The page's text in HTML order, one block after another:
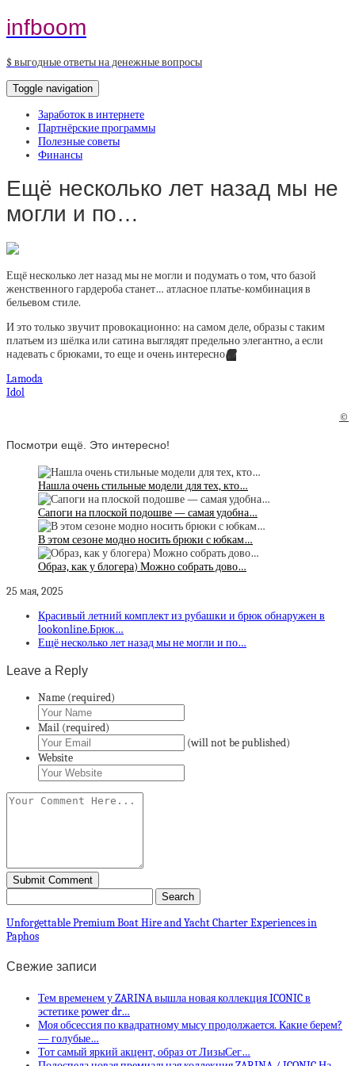
infboom
$ выгодные ответы на денежные вопросы
Toggle navigation
Заработок в интернете
Партнёрские программы
Полезные советы
Финансы
Ещё несколько лет назад мы не
могли и по…
Ещё несколько лет назад мы не могли и подумать о том, что базой
женственного гардероба станет… атласное платье-комбинация в
бельевом стиле.
И это только звучит провокационно: на самом деле, образы с таким
платьем из шёлка или сатина выглядят предельно элегантно, а если
надевать с брюками, то еще и очень интересно🖤
Lamoda
Idol
©
Посмотри ещё. Это интересно!
Нашла очень стильные модели для тех, кто…
Сапоги на плоской подошве — самая удобна…
В этом сезоне модно носить брюки с юбкам…
Образ, как у блогера) Можно собрать дово…
25 мая, 2025
Красивый летний комплект из рубашки и брюк обнаружен в
lookonline.Брюк…
Ещё несколько лет назад мы не могли и по…
Leave a Reply
Name (required)
Mail (required)
(will not be published)
Website
Unforgettable Premium Boat Hire and Yacht Charter Experiences in
Paphos
Свежие записи
Тем временем у ZARINA вышла новая коллекция ICONIC в
эстетике power dr…
Моя обсессия по квадратному мысу продолжается. Какие берем?
— голубые…
Тот самый яркий акцент, образ от ЛизыСег…